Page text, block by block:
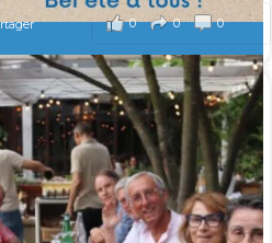
0 0 0
🚀
14 Alumni vivant / travaillant
un moment convivial de
!
présence et à Alexandre